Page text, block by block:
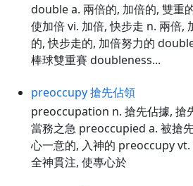
double a. 兩倍的, 加倍的, 雙重
使加倍 vi. 加倍, 快步走 n. 兩倍,
的, 快步走的, 加倍努力的
棒球雙重賽 doubleness...
preoccupy 搶先佔領
preoccupation n. 搶先佔據, 搶
當務之急 preoccupied a. 被搶
心一意的, 入神的 preoccupy vt.
全神貫注, 使專心於